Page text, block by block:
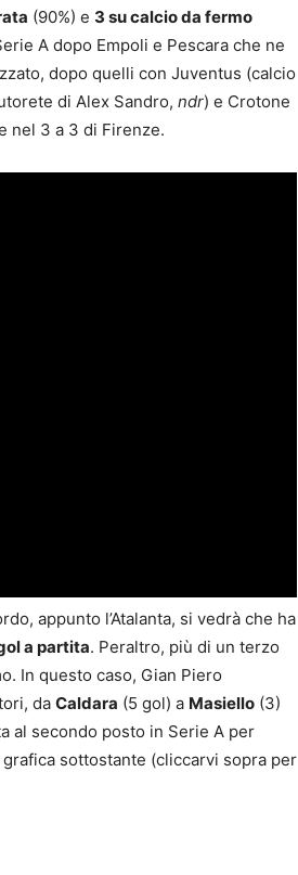
(90%) e 3 su calcio da fermo
A dopo Empoli e Pescara che ne
dopo quelli con Juventus (calcio
di Alex Sandro, ndr) e Crotone
nel 3 a 3 di Firenze.
appunto l’Atalanta, si vedrà che ha
a partita. Peraltro, più di un terzo
In questo caso, Gian Piero
da Caldara (5 gol) a Masiello (3)
al secondo posto in Serie A per
sottostante (cliccarvi sopra per